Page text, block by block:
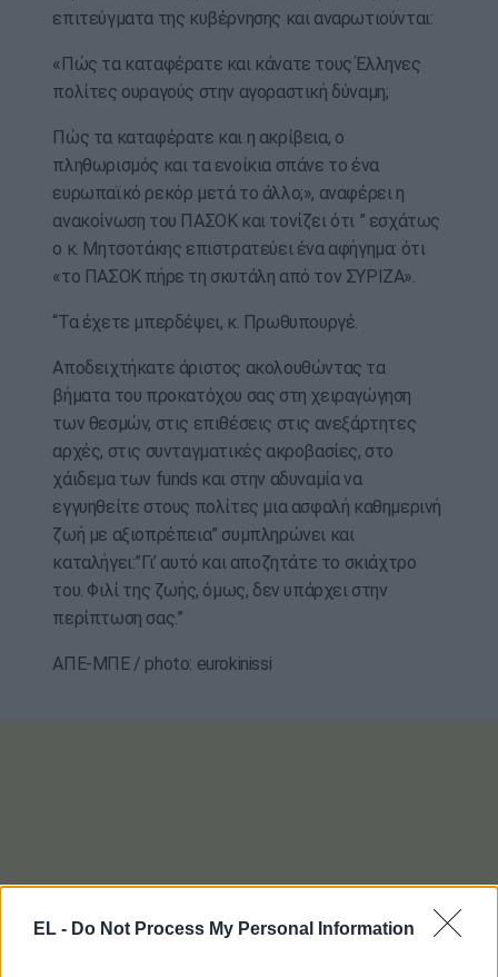
EL - Do Not Process My Personal Information
επιτεύγματα της κυβέρνησης και αναρωτιούνται:
«Πώς τα καταφέρατε και κάνατε τους Έλληνες
πολίτες ουραγούς στην αγοραστική δύναμη;
Πώς τα καταφέρατε και η ακρίβεια, ο
πληθωρισμός και τα ενοίκια σπάνε το ένα
ευρωπαϊκό ρεκόρ μετά το άλλο;», αναφέρει η
ανακοίνωση του ΠΑΣΟΚ και τονίζει ότι ” εσχάτως
ο κ. Μητσοτάκης επιστρατεύει ένα αφήγημα: ότι
«το ΠΑΣΟΚ πήρε τη σκυτάλη από τον ΣΥΡΙΖΑ».
“Τα έχετε μπερδέψει, κ. Πρωθυπουργέ.
Αποδειχτήκατε άριστος ακολουθώντας τα
βήματα του προκατόχου σας στη χειραγώγηση
των θεσμών, στις επιθέσεις στις ανεξάρτητες
αρχές, στις συνταγματικές ακροβασίες, στο
χάιδεμα των funds και στην αδυναμία να
εγγυηθείτε στους πολίτες μια ασφαλή καθημερινή
ζωή με αξιοπρέπεια” συμπληρώνει και
καταλήγει:”Γι’ αυτό και αποζητάτε το σκιάχτρο
του. Φιλί της ζωής, όμως, δεν υπάρχει στην
περίπτωση σας.”
ΑΠΕ-ΜΠΕ / photo: eurokinissi